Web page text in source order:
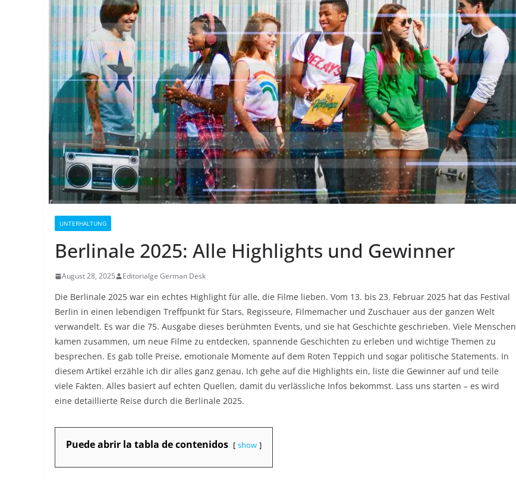
UNTERHALTUNG
Berlinale 2025: Alle Highlights und Gewinner
August 28, 2025 Editorialge German Desk
Die Berlinale 2025 war ein echtes Highlight für alle, die Filme lieben. Vom 13. bis 23. Februar 2025 hat das Festival
Berlin in einen lebendigen Treffpunkt für Stars, Regisseure, Filmemacher und Zuschauer aus der ganzen Welt
verwandelt. Es war die 75. Ausgabe dieses berühmten Events, und sie hat Geschichte geschrieben. Viele Menschen
kamen zusammen, um neue Filme zu entdecken, spannende Geschichten zu erleben und wichtige Themen zu
besprechen. Es gab tolle Preise, emotionale Momente auf dem Roten Teppich und sogar politische Statements. In
diesem Artikel erzähle ich dir alles ganz genau. Ich gehe auf die Highlights ein, liste die Gewinner auf und teile
viele Fakten. Alles basiert auf echten Quellen, damit du verlässliche Infos bekommst. Lass uns starten – es wird
eine detaillierte Reise durch die Berlinale 2025.
Puede abrir la tabla de contenidos show